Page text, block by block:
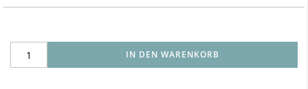
IN DEN WARENKORB